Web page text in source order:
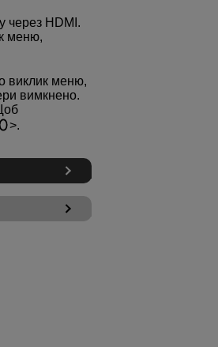
через HDMI.
меню,
виклик меню,
вимкнено.
.